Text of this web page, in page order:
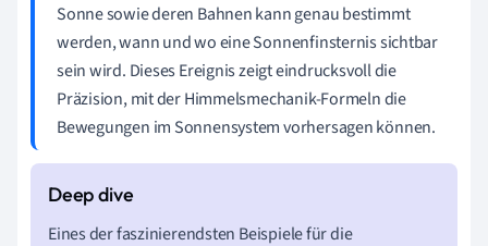
Sonne sowie deren Bahnen kann genau bestimmt
werden, wann und wo eine Sonnenfinsternis sichtbar
sein wird. Dieses Ereignis zeigt eindrucksvoll die
Präzision, mit der Himmelsmechanik-Formeln die
Bewegungen im Sonnensystem vorhersagen können.
Eines der faszinierendsten Beispiele für die